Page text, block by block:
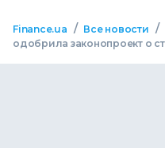
Finance.ua / Все новости /
одобрила законопроект о